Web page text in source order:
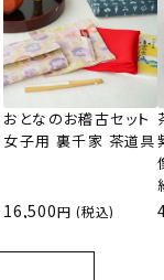
おとなのお稽古セット
女子用 裏千家 茶道具
16,500 (税込)